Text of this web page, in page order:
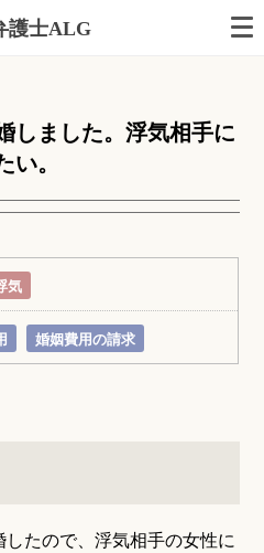
護士ALG
しました。浮気相手に
。
気
婚姻費用の請求
たので、浮気相手の女性に